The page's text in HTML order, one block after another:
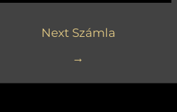
Next Számla
→